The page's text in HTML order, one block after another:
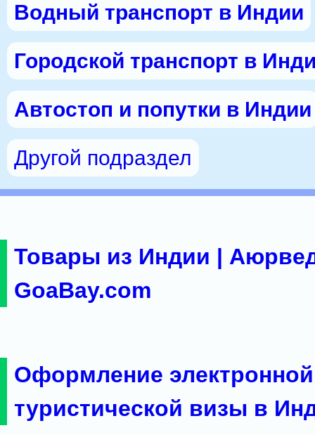
Водный транспорт в Индии
Городской транспорт в
Автостоп и попутки в Индии
Другой подраздел
Товары из Индии |
GoaBay.com
Оформление электронной
туристической визы в